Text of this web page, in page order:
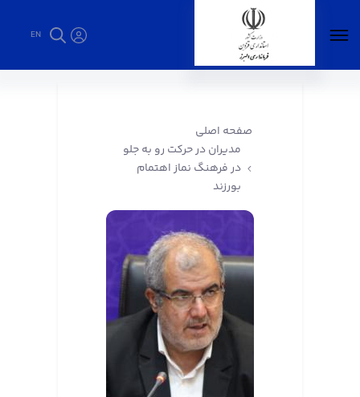
EN
صفحه اصلی
مدیران در حرکت رو به جلو
در فرهنگ نماز اهتمام
بورزند